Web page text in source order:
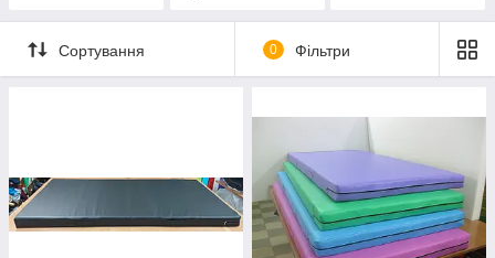
Сортування 0 Фільтри